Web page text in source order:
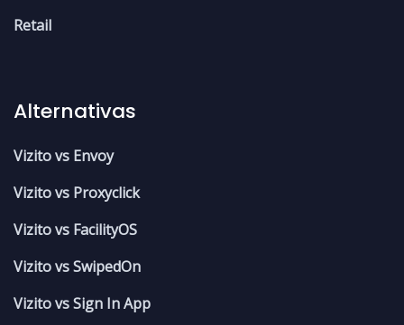
Retail
Alternativas
Vizito vs Envoy
Vizito vs Proxyclick
Vizito vs FacilityOS
Vizito vs SwipedOn
Vizito vs Sign In App